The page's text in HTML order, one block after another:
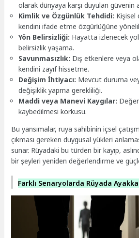
olarak dünyaya karşı duyulan güvenin
Kimlik ve Özgünlük Tehdidi: Kişisel
kendini ifade etme özgürlüğüne
Yön Belirsizliği: Hayatta izlenecek
belirsizlik yaşama.
Savunmasızlık: Dış etkenlere veya
kendini zayıf hissetme.
Değişim İhtiyacı: Mevcut duruma
değişiklik yapma gerekliliği.
Maddi veya Manevi Kaygılar:
kaybedilmesi korkusu.
Bu yansımalar, rüya sahibinin içsel
çıkması gereken duygusal yükleri
sunar. Rüyadaki bu türden bir kayıp,
bir şeyleri yeniden değerlendirme ve
Farklı Senaryolarda Rüyada